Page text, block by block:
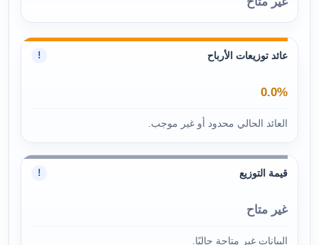
عائد توزيعات الأرباح !
0.0%
العائد الحالي محدود أو غير موجب.
قيمة التوزيع !
غير متاح
البيانات غير متاحة حاليًا.